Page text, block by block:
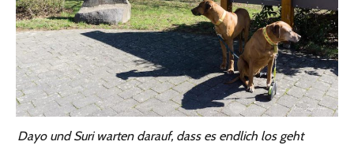
Dayo und Suri warten darauf, dass es endlich los geht